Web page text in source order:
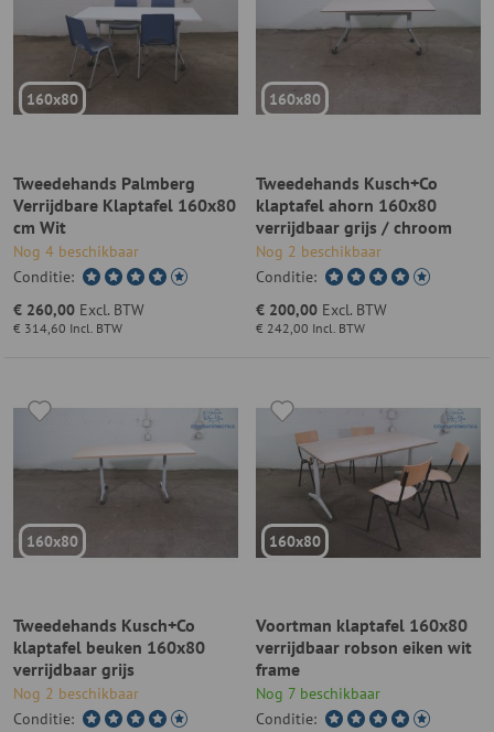
160x80
Tweedehands Palmberg
Verrijdbare Klaptafel 160x80
cm Wit
Nog 4 beschikbaar
Conditie:
€ 314,60 Incl. BTW
€ 260,00 Excl. BTW
160x80
Tweedehands Kusch+Co
klaptafel ahorn 160x80
verrijdbaar grijs / chroom
Nog 2 beschikbaar
Conditie:
€ 242,00 Incl. BTW
€ 200,00 Excl. BTW
160x80
Tweedehands Kusch+Co
klaptafel beuken 160x80
verrijdbaar grijs
Nog 2 beschikbaar
Conditie:
160x80
Voortman klaptafel 160x80
verrijdbaar robson eiken wit
frame
Nog 7 beschikbaar
Conditie: